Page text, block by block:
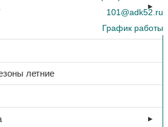
101@adk52.ru
График работы
летние
»Укладка сумки санитарной по